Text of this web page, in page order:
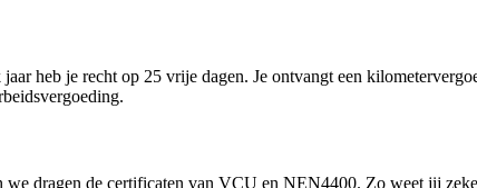
heb je recht op 25 vrije dagen. Je ontvangt een
dragen de certificaten van VCU en NEN4400. Zo weet jij